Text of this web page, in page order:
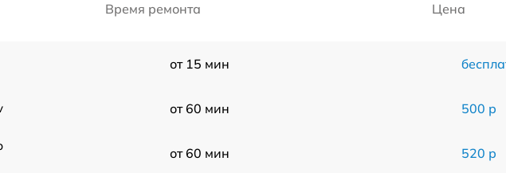
Время ремонта Цена
от 15 мин
от 60 мин 500 р
от 60 мин 520 р